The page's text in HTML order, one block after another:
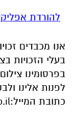
להורדת
אנו מכבדים
בעלי הזכויות
בפרסומינו
לפנות אלינו
כתובת המייל: